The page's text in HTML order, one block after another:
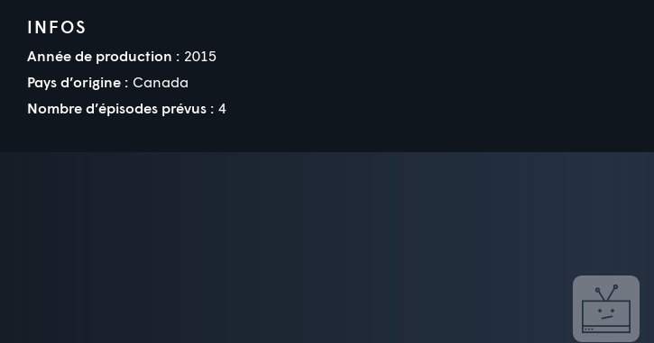
INFOS
Année de production : 2015
Pays d’origine : Canada
Nombre d’épisodes prévus : 4